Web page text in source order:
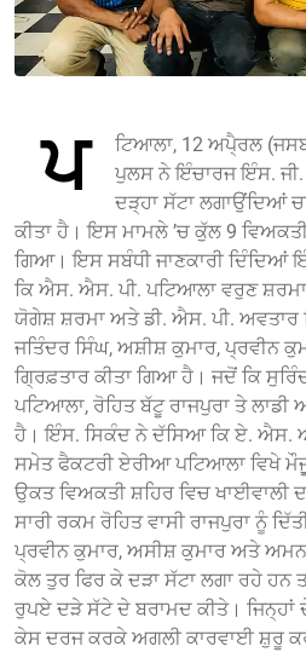
ਪ
ਟਿਆਲਾ, 12 ਅਪੈ੍ਰਲ
ਪੁਲਸ ਨੇ ਇੰਚਾਰਜ ਇੰਸ.
ਦੜ੍ਹਾ ਸੱਟਾ ਲਗਾਉਂਦਿਆਂ
ਕੀਤਾ ਹੈ। ਇਸ ਮਾਮਲੇ ’ਚ ਕੁੱਲ 9
ਗਿਆ। ਇਸ ਸਬੰਧੀ ਜਾਣਕਾਰੀ ਦਿੰਦਿਆਂ
ਕਿ ਐਸ. ਐਸ. ਪੀ. ਪਟਿਆਲਾ ਵਰੁਣ
ਯੋਗੇਸ਼ ਸ਼ਰਮਾ ਅਤੇ ਡੀ. ਐਸ. ਪੀ. ਅਵਤਾਰ
ਜਤਿੰਦਰ ਸਿੰਘ, ਅਸ਼ੀਸ਼ ਕੁਮਾਰ, ਪ੍ਰਵੀਨ
ਗਿ੍ਰਫ਼ਤਾਰ ਕੀਤਾ ਗਿਆ ਹੈ। ਜਦੋਂ ਕਿ
ਪਟਿਆਲਾ, ਰੋਹਿਤ ਬੱਟੂ ਰਾਜਪੁਰਾ ਤੇ ਲਾਡੀ
ਹੈ। ਇੰਸ. ਸਿਕੰਦ ਨੇ ਦੱਸਿਆ ਕਿ ਏ. ਐਸ.
ਸਮੇਤ ਫੈਕਟਰੀ ਏਰੀਆ ਪਟਿਆਲਾ ਵਿਖੇ
ਉਕਤ ਵਿਅਕਤੀ ਸ਼ਹਿਰ ਵਿਚ ਖਾਈਵਾਲੀ
ਸਾਰੀ ਰਕਮ ਰੋਹਿਤ ਵਾਸੀ ਰਾਜਪੁਰਾ ਨੂੰ
ਪ੍ਰਵੀਨ ਕੁਮਾਰ, ਅਸੀਸ਼ ਕੁਮਾਰ ਅਤੇ
ਕੋਲ ਤੁਰ ਫਿਰ ਕੇ ਦੜਾ ਸੱਟਾ ਲਗਾ ਰਹੇ ਹਨ
ਰੁਪਏ ਦੜੇ ਸੱਟੇ ਦੇ ਬਰਾਮਦ ਕੀਤੇ।
ਕੇਸ ਦਰਜ ਕਰਕੇ ਅਗਲੀ ਕਾਰਵਾਈ ਸ਼ੁਰੂ